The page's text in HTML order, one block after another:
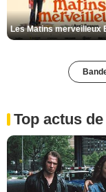
Top actus